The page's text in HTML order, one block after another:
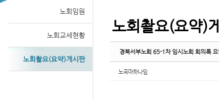
노회임원
노회교세현황
노회촬요(요약)게시판
노회촬요(요약)
경북서부노회 65-1차 임시노회 회의록 요
노곡마하나임